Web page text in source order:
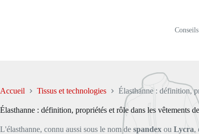
Conseils
Accueil Tissus et technologies Élasthanne : définition,
Élasthanne : définition, propriétés et rôle dans les vêtements
L'élasthanne, connu aussi sous le nom de spandex ou Lycra,